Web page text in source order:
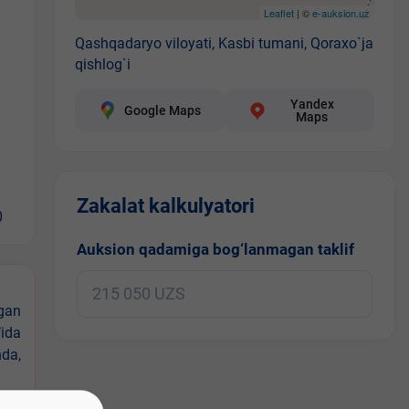
Leaflet| ©e-auksion.uz
Qashqadaryo viloyati, Kasbi tumani, Qoraxo`ja
qishlog`i
Google Maps
Yandex
Maps
Zakalat kalkulyatori
Auksion qadamiga bog‘lanmagan taklif